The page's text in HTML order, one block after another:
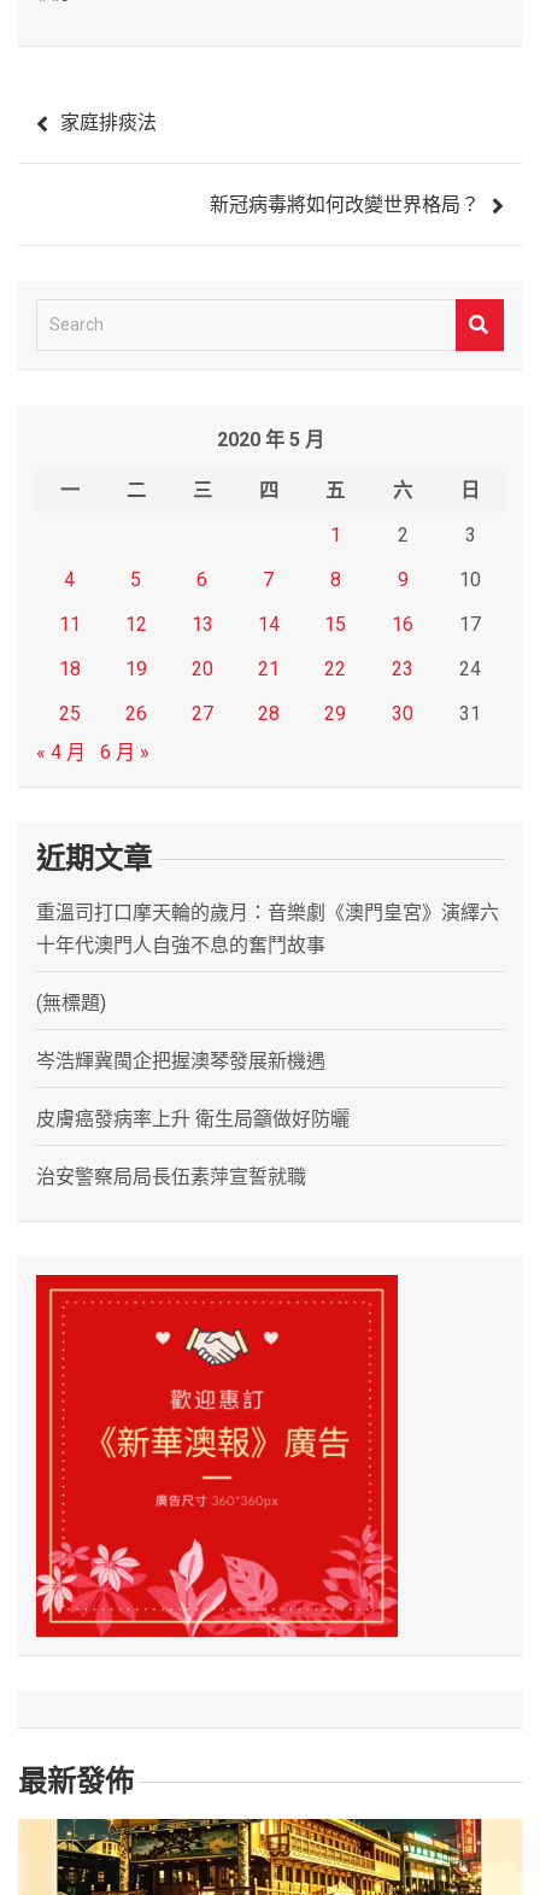
章
家庭排痰法
新冠病毒將如何改變世界格局？
e
2020 年 5 月
一 二 三 四 五 六
日
1
2
3
4
5 6 7 8 9
10
11
12 13 14 15 16
17
18
19 20 21 22 23
24
25
26 27 28 29 30
31
« 4 月
6 月 »
近期文章
重溫司打口摩天輪的歲月：音樂劇《澳門皇宮》演繹六
十年代澳門人自強不息的奮鬥故事
(無標題)
岑浩輝冀閩企把握澳琴發展新機遇
皮膚癌發病率上升 衛生局籲做好防曬
治安警察局局長伍素萍宣誓就職
最新發佈